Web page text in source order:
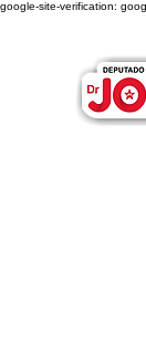
google-site-verification: